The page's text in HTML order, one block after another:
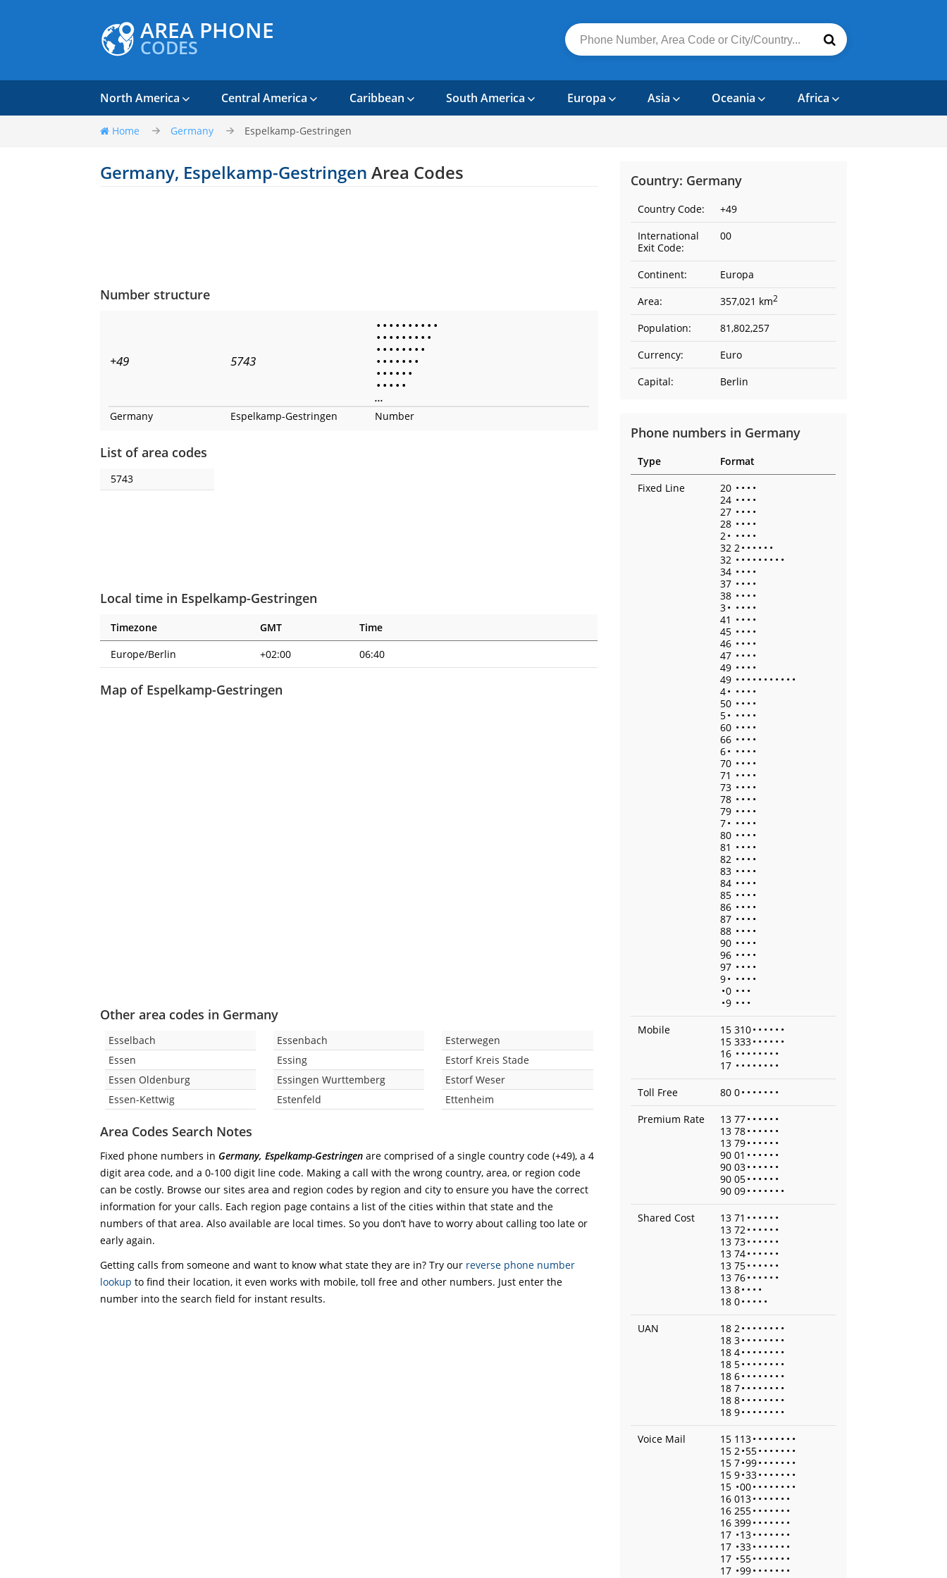
AREA PHONE
CODES
North America Central America Caribbean South America Europa Asia Oceania Africa
Home Germany Espelkamp-Gestringen
Germany, Espelkamp-Gestringen Area Codes
Number structure
+49 5743
• • • • • • • • • •
• • • • • • • • •
• • • • • • • •
• • • • • • •
• • • • • •
• • • • •
...
Germany Espelkamp-Gestringen Number
List of area codes
5743
Local time in Espelkamp-Gestringen
Timezone GMT
Time
Europe/Berlin
+02:00 06:40
Map of Espelkamp-Gestringen
Other area codes in Germany
Esselbach
Essen
Essen Oldenburg
Essen-Kettwig
Essenbach
Essing
Essingen Wurttemberg
Estenfeld
Esterwegen
Estorf Kreis Stade
Estorf Weser
Ettenheim
Area Codes Search Notes
Fixed phone numbers in Germany, Espelkamp-Gestringen are comprised of a single country code (+49), a 4
digit area code, and a 0-100 digit line code. Making a call with the wrong country, area, or region code
can be costly. Browse our sites area and region codes by region and city to ensure you have the correct
information for your calls. Each region page contains a list of the cities within that state and the
numbers of that area. Also available are local times. So you don’t have to worry about calling too late or
early again.
Getting calls from someone and want to know what state they are in? Try our reverse phone number
lookup to find their location, it even works with mobile, toll free and other numbers. Just enter the
number into the search field for instant results.
Country: Germany
Country Code:
+49
International
Exit Code:
00
Continent:
Europa
Area:
357,021 km2
Population:
81,802,257
Currency:
Euro
Capital:
Berlin
Phone numbers in Germany
Type
Format
Fixed Line
20 • • • •
24 • • • •
27 • • • •
28 • • • •
2• • • • •
32 2• • • • • •
32 • • • • • • • • •
34 • • • •
37 • • • •
38 • • • •
3• • • • •
41 • • • •
45 • • • •
46 • • • •
47 • • • •
49 • • • •
49 • • • • • • • • • • •
4• • • • •
50 • • • •
5• • • • •
60 • • • •
66 • • • •
6• • • • •
70 • • • •
71 • • • •
73 • • • •
78 • • • •
79 • • • •
7• • • • •
80 • • • •
81 • • • •
82 • • • •
83 • • • •
84 • • • •
85 • • • •
86 • • • •
87 • • • •
88 • • • •
90 • • • •
96 • • • •
97 • • • •
9• • • • •
•0 • • •
•9 • • •
Mobile
15 310• • • • • •
15 333• • • • • •
16 • • • • • • • •
17 • • • • • • • •
Toll Free
80 0• • • • • • •
Premium Rate
13 77• • • • • •
13 78• • • • • •
13 79• • • • • •
90 01 • • • • • •
90 03• • • • • •
90 05• • • • • •
90 09• • • • • • •
Shared Cost
13 71 • • • • • •
13 72• • • • • •
13 73• • • • • •
13 74• • • • • •
13 75• • • • • •
13 76• • • • • •
13 8• • • •
18 0• • • • •
UAN
18 2• • • • • • • •
18 3• • • • • • • •
18 4• • • • • • • •
18 5• • • • • • • •
18 6• • • • • • • •
18 7• • • • • • • •
18 8• • • • • • • •
18 9• • • • • • • •
Voice Mail
15 113• • • • • • • •
15 2•55• • • • • • •
15 7•99• • • • • • •
15 9•33• • • • • • •
15 •00• • • • • • • •
16 013• • • • • • •
16 255• • • • • • •
16 399• • • • • • •
17 •13• • • • • • •
17 •33• • • • • • •
17 •55• • • • • • •
17 •99• • • • • • •